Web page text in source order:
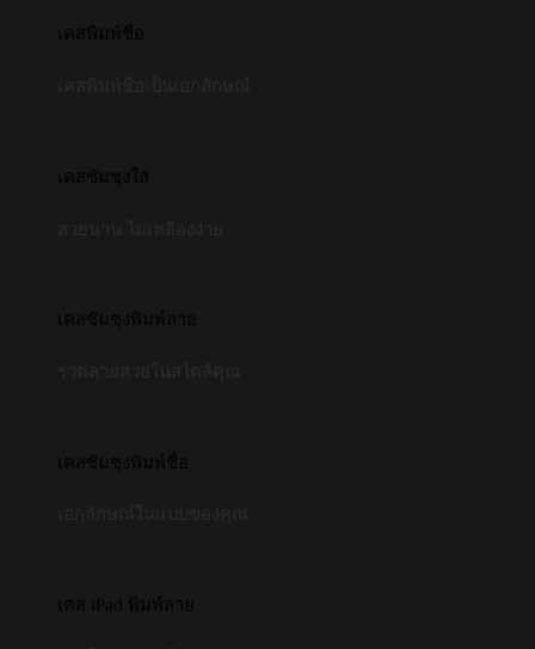
เคสพิมพ์ชื่อ
เคสซัมซุงใส
เคสซัมซุงพิมพ์ลาย
เคสซัมซุงพิมพ์ชื่อ
เคส iPad พิมพ์ลาย